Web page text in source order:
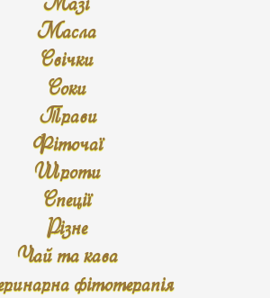
Масла
Свічки
Соки
Трави
Фіточаї
Шроти
Спеції
Різне
Чай та кава
фітотерапія